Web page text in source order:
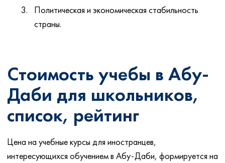
Политическая и экономическая стабильность
страны.
Стоимость учебы в Абу-
Даби для школьников,
список, рейтинг
Цена на учебные курсы для иностранцев,
интересующихся обучением в Абу-Даби, формируется на